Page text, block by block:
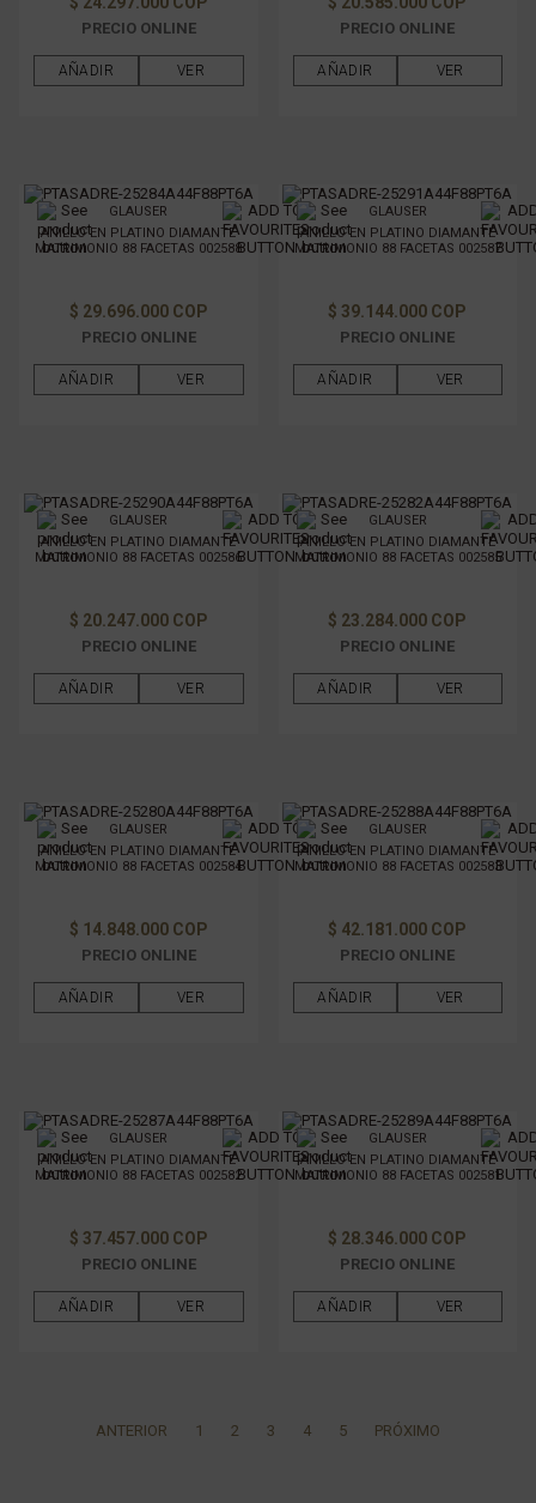
PRECIO ONLINE
AÑADIR VER
PRECIO ONLINE
AÑADIR VER
GLAUSER
ANILLO EN PLATINO DIAMANTE
MATRIMONIO 88 FACETAS 002588
$ 29.696.000 COP
PRECIO ONLINE
AÑADIR VER
GLAUSER
ANILLO EN PLATINO DIAMANTE
MATRIMONIO 88 FACETAS 002587
$ 39.144.000 COP
PRECIO ONLINE
AÑADIR VER
GLAUSER
ANILLO EN PLATINO DIAMANTE
MATRIMONIO 88 FACETAS 002586
$ 20.247.000 COP
PRECIO ONLINE
AÑADIR VER
GLAUSER
ANILLO EN PLATINO DIAMANTE
MATRIMONIO 88 FACETAS 002585
$ 23.284.000 COP
PRECIO ONLINE
AÑADIR VER
GLAUSER
ANILLO EN PLATINO DIAMANTE
MATRIMONIO 88 FACETAS 002584
$ 14.848.000 COP
PRECIO ONLINE
AÑADIR VER
GLAUSER
ANILLO EN PLATINO DIAMANTE
MATRIMONIO 88 FACETAS 002583
$ 42.181.000 COP
PRECIO ONLINE
AÑADIR VER
GLAUSER
ANILLO EN PLATINO DIAMANTE
MATRIMONIO 88 FACETAS 002582
$ 37.457.000 COP
PRECIO ONLINE
AÑADIR VER
GLAUSER
ANILLO EN PLATINO DIAMANTE
MATRIMONIO 88 FACETAS 002581
$ 28.346.000 COP
PRECIO ONLINE
AÑADIR VER
ANTERIOR 1 2 3 4 5 PRÓXIMO